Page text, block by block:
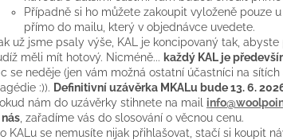
Případně si ho můžete zakoupit vyloženě pouze
přímo do mailu, který v objednávce uvedete.
už jsme psaly výše, KAL je koncipovaný tak,
měli mít hotový. Nicméně... každý KAL je
se neděje (jen vám možná ostatní účastníci na
:)). Definitivní uzávěrka MKALu bude 13. 6.
nám do uzávěrky stihnete na mail
, zařadíme vás do slosování o věcnou cenu.
KALu se nemusíte nijak přihlašovat, stačí si koupit